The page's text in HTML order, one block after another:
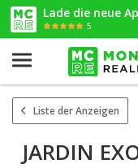
Lade die neue
5
Liste der Anzeigen
JARDIN